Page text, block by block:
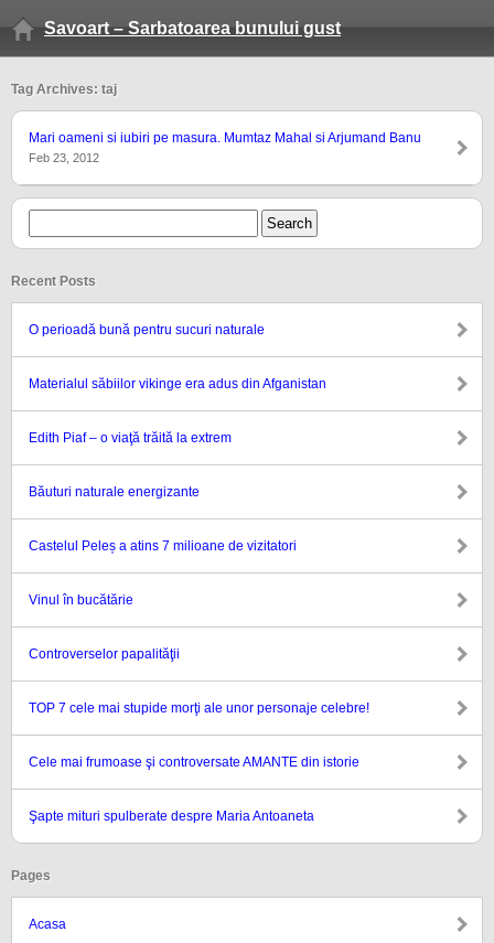
Savoart – Sarbatoarea bunului gust
Tag Archives: taj
Mari oameni si iubiri pe masura. Mumtaz Mahal si Arjumand Banu
Feb 23, 2012
Recent Posts
O perioadă bună pentru sucuri naturale
Materialul săbiilor vikinge era adus din Afganistan
Edith Piaf – o viaţă trăită la extrem
Băuturi naturale energizante
Castelul Peleș a atins 7 milioane de vizitatori
Vinul în bucătărie
Controverselor papalităţii
TOP 7 cele mai stupide morţi ale unor personaje celebre!
Cele mai frumoase şi controversate AMANTE din istorie
Şapte mituri spulberate despre Maria Antoaneta
Pages
Acasa